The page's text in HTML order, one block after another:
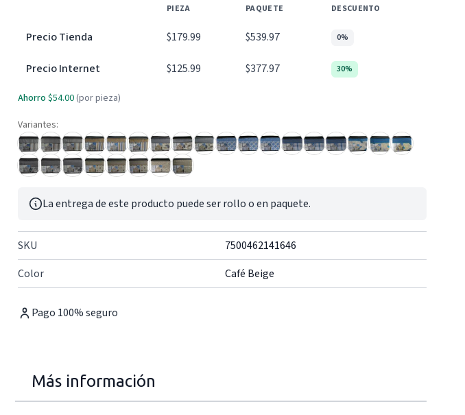
PIEZA PAQUETE DESCUENTO
Precio Tienda $179.99 $539.97 0%
Precio Internet $125.99 $377.97 30%
Ahorro $54.00 (por pieza)
Variantes:
La entrega de este producto puede ser rollo o en paquete.
SKU
7500462141646
Color
Café Beige
Pago 100% seguro
Más información